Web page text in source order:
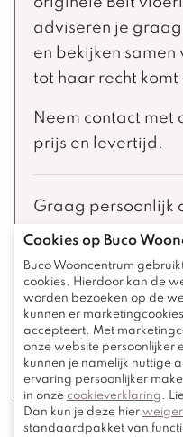
adviseren je
en bekijken
tot haar recht
Neem contact met
prijs en levertijd.
Graag persoonlijk
op of kom langs in
interieuradvies op
Maak een
Magazine
Cookies op Buco
Buco Wooncentrum
cookies. Hierdoor kan de
worden bezoeken op de
kunnen er
accepteert. Met
onze website persoonlijker
kunnen je namelijk nuttige
ervaring persoonlijker
in onze cookieverklaring .
Dan kun je deze hier
standaardpakket van